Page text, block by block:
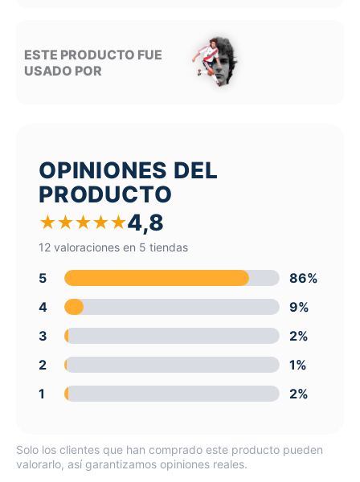
ESTE PRODUCTO FUE
USADO POR
OPINIONES DEL
PRODUCTO
★★★★★4,8
12 valoraciones en 5 tiendas
5
86%
4
9%
3
2%
2
1%
1
2%
Solo los clientes que han comprado este producto pueden
valorarlo, así garantizamos opiniones reales.